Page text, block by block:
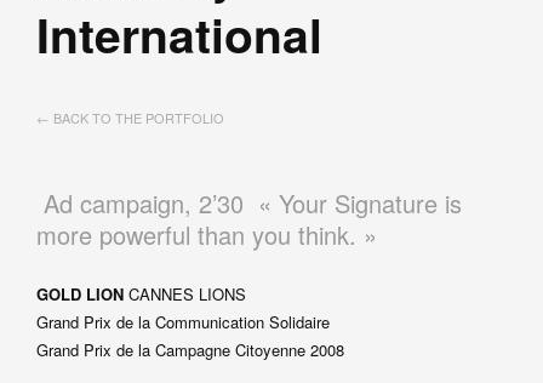
International
← BACK TO THE PORTFOLIO
Ad campaign, 2’30 « Your Signature is
more powerful than you think. »
GOLD LION CANNES LIONS
Grand Prix de la Communication Solidaire
Grand Prix de la Campagne Citoyenne 2008